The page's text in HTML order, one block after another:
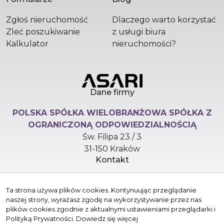
Zgłoś nieruchomość
Zleć poszukiwanie
Kalkulator
Dlaczego warto korzystać
z usługi biura
nieruchomości?
Dane firmy
POLSKA SPÓŁKA WIELOBRANŻOWA SPÓŁKA Z
OGRANICZONĄ ODPOWIEDZIALNOŚCIĄ
Św. Filipa 23 / 3
31-150 Kraków
Kontakt
+48 510 296 799
Znajdziesz nas tu
Ta strona używa plików cookies. Kontynuując przeglądanie
naszej strony, wyrażasz zgodę na wykorzystywanie przez nas
plików cookies zgodnie z aktualnymi ustawieniami przeglądarki i
Polityką Prywatności. Dowiedz się więcej